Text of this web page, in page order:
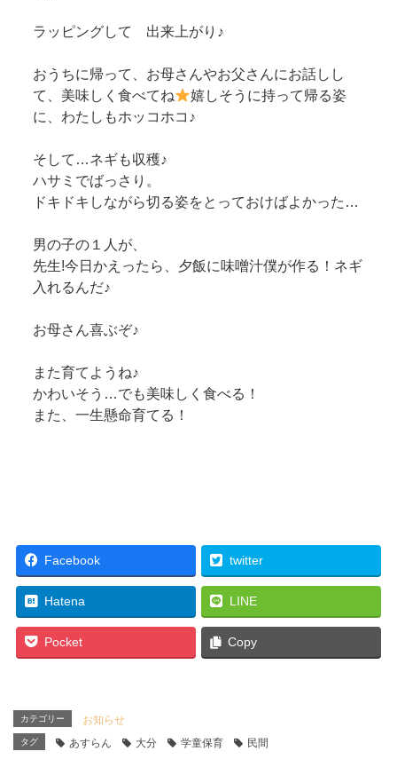
ラッピングして 出来上がり♪
おうちに帰って、お母さんやお父さんにお話しし
て、美味しく食べてね
嬉しそうに持って帰る姿
に、わたしもホッコホコ♪
そして…ネギも収穫♪
ハサミでばっさり。
ドキドキしながら切る姿をとっておけばよかった…
男の子の１人が、
先生!今日かえったら、夕飯に味噌汁僕が作る！ネギ
入れるんだ♪
お母さん喜ぶぞ♪
また育てようね♪
かわいそう…でも美味しく食べる！
また、一生懸命育てる！
Facebook twitter
Hatena LINE
Pocket Copy
カテゴリー お知らせ
タグ あすらん 大分 学童保育 民間